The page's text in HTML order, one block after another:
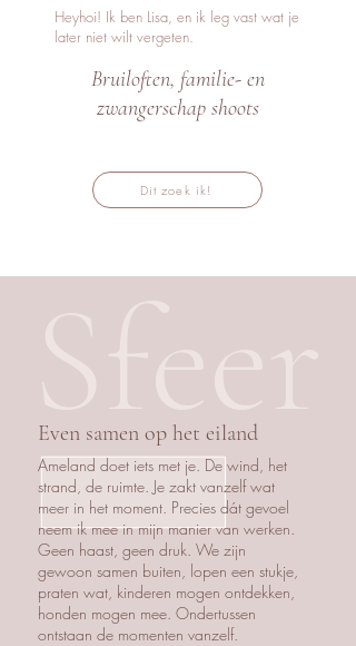
Heyhoi! Ik ben Lisa, en ik leg vast wat je
later niet wilt vergeten.
Bruiloften, familie- en
zwangerschap shoots
Dit zoek ik!
Ameland doet iets met je. De wind, het
strand, de ruimte. Je zakt vanzelf wat
meer in het moment. Precies dát gevoel
neem ik mee in mijn manier van werken.
Geen haast, geen druk. We zijn
gewoon samen buiten, lopen een stukje,
praten wat, kinderen mogen ontdekken,
honden mogen mee. Ondertussen
ontstaan de momenten vanzelf.
Even samen op het eiland